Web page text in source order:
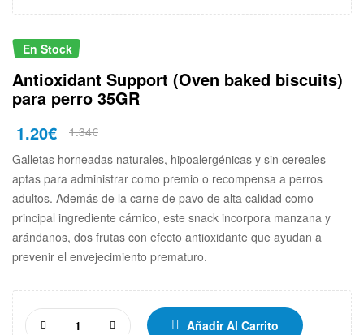
En Stock
Antioxidant Support (Oven baked biscuits)
para perro 35GR
1.34€
1.20€
Galletas horneadas naturales, hipoalergénicas y sin cereales
aptas para administrar como premio o recompensa a perros
adultos. Además de la carne de pavo de alta calidad como
principal ingrediente cárnico, este snack incorpora manzana y
arándanos, dos frutas con efecto antioxidante que ayudan a
prevenir el envejecimiento prematuro.
Añadir Al Carrito